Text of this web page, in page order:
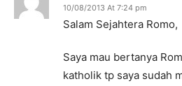
10/08/2013 At 7:24 pm
Salam Sejahtera Romo,
Saya mau bertanya
katholik tp saya sudah